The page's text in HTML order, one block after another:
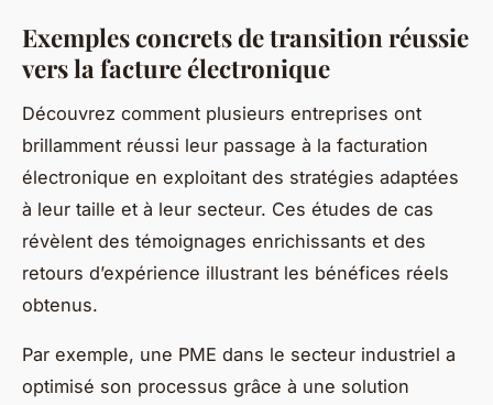
Exemples concrets de transition réussie
vers la facture électronique
Découvrez comment plusieurs entreprises ont
brillamment réussi leur passage à la facturation
électronique en exploitant des stratégies adaptées
à leur taille et à leur secteur. Ces études de cas
révèlent des témoignages enrichissants et des
retours d’expérience illustrant les bénéfices réels
obtenus.
Par exemple, une PME dans le secteur industriel a
optimisé son processus grâce à une solution